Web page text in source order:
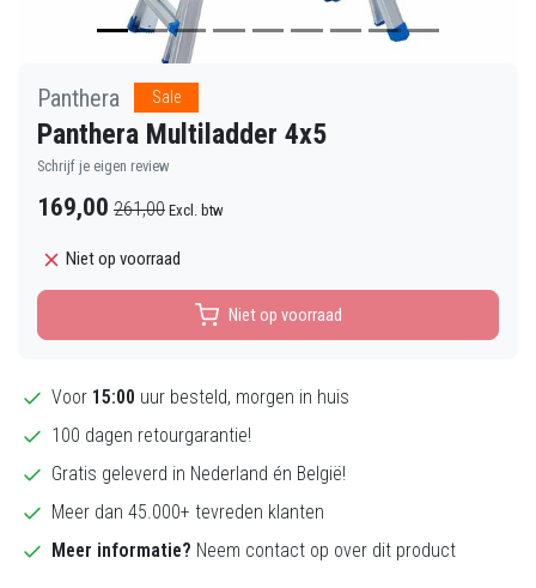
Panthera Sale
Panthera Multiladder 4x5
Schrijf je eigen review
169,00 261,00 Excl. btw
Niet op voorraad
Niet op voorraad
Voor 15:00 uur besteld, morgen in huis
100 dagen retourgarantie!
Gratis geleverd in Nederland én België!
Meer dan 45.000+ tevreden klanten
Meer informatie? Neem contact op over dit product